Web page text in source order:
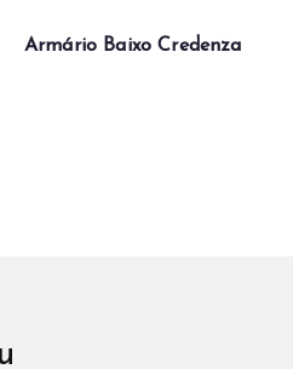
Armário Baixo Credenza